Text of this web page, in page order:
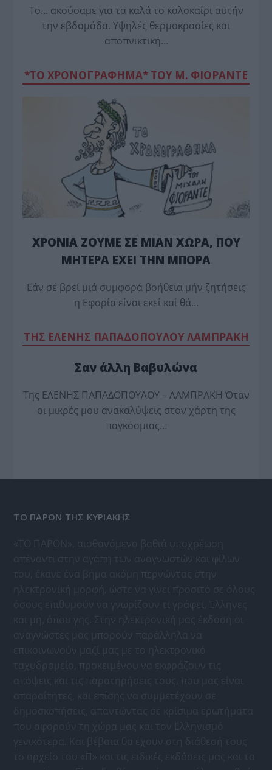
Το… ακούσαμε για τα καλά το καλοκαίρι αυτήν
την εβδομάδα. Υψηλές θερμοκρασίες και
αποπνικτική…
*ΤΟ ΧΡΟΝΟΓΡΑΦΗΜΑ* ΤΟΥ Μ. ΦΙΟΡΆΝΤΕ
ΧΡΟΝΙΑ ΖΟΥΜΕ ΣΕ ΜΙΑΝ ΧΩΡΑ, ΠΟΥ
ΜΗΤΕΡΑ ΕΧΕΙ ΤΗΝ ΜΠΟΡΑ
Εάν σέ βρεί μιά συμφορά βοήθεια μήν ζητήσεις
η Εφορία είναι εκεί καί θά…
TΗΣ ΕΛΕΝΗΣ ΠΑΠΑΔΟΠΟΥΛΟΥ ΛΑΜΠΡΑΚΗ
Σαν άλλη Βαβυλώνα
Της ΕΛΕΝΗΣ ΠΑΠΑΔΟΠΟΥΛΟΥ – ΛΑΜΠΡΑΚΗ Όταν
οι μικρές μου ανακαλύψεις στον χάρτη της
παγκόσμιας…
ΤΟ ΠΑΡΟΝ ΤΗΣ ΚΥΡΙΑΚΗΣ